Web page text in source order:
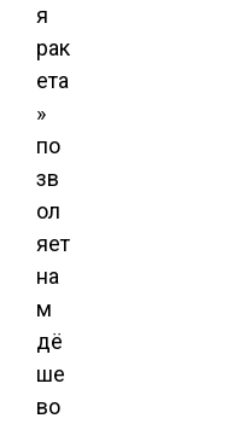
я
рак
ета
»
по
зв
ол
яет
на
м
дё
ше
во